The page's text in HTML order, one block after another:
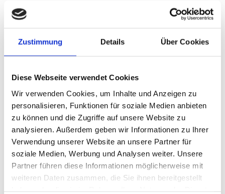
Zustimmung Details Über Cookies
Diese Webseite verwendet Cookies
Wir verwenden Cookies, um Inhalte und Anzeigen zu
personalisieren, Funktionen für soziale Medien anbieten
zu können und die Zugriffe auf unsere Website zu
analysieren. Außerdem geben wir Informationen zu Ihrer
Verwendung unserer Website an unsere Partner für
soziale Medien, Werbung und Analysen weiter. Unsere
Partner führen diese Informationen möglicherweise mit
weiteren Daten zusammen, die Sie ihnen bereitgestellt
Arbeitszimmers. Auf Wunsch wandeln wir auch den
Dachboden in einen gemütlichen Wohnraum um. Rufen
Sie uns an oder nutzen Sie unser Kontaktformular, wenn
Sie noch Fragen haben.
Einblicke